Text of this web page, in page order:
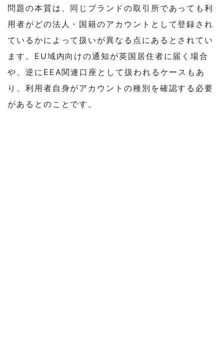
問題の本質は、同じブランドの取引所であっても利
用者がどの法人・国籍のアカウントとして登録され
ているかによって扱いが異なる点にあるとされてい
ます。EU域内向けの通知が英国居住者に届く場合
や、逆にEEA関連口座として扱われるケースもあ
り、利用者自身がアカウントの種別を確認する必要
があるとのことです。